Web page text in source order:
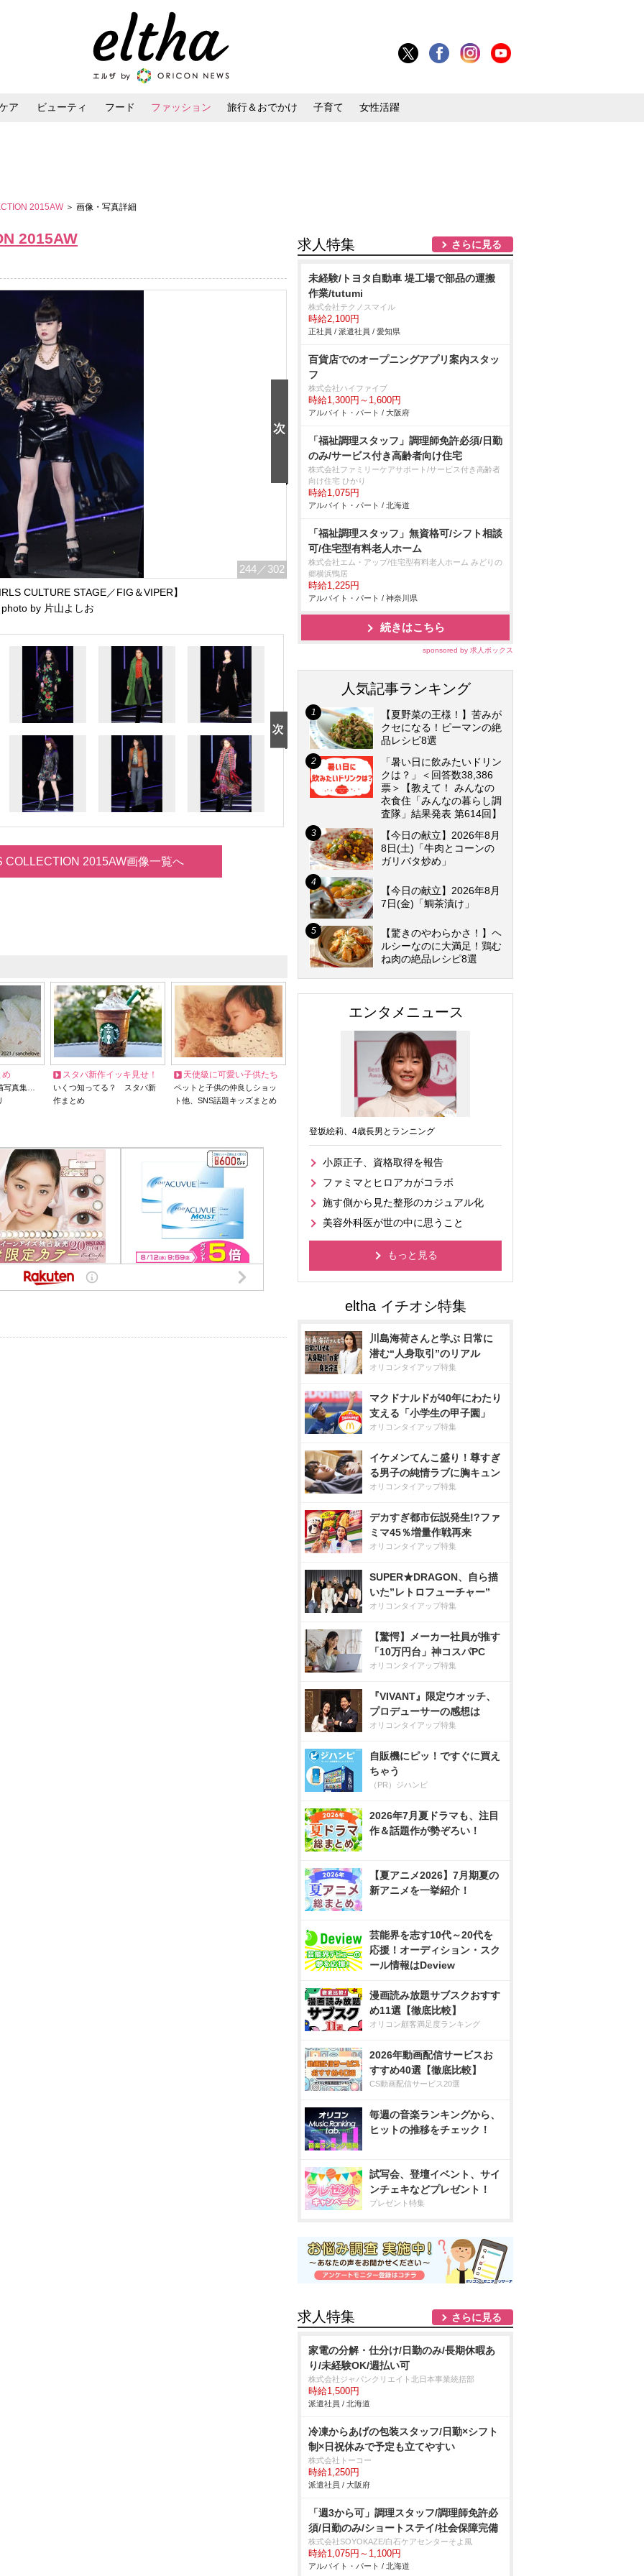
ア ビューティ フード ファッション 旅行＆おでかけ 子育て 女性活躍
2015AW ＞ 画像・写真詳細
2015AW
244 ／302
CULTURE STAGE／FIG＆VIPER】
photo by 片山よしお
COLLECTION 2015AW画像一覧へ
め
写真集…
スタバ新作イッキ見せ！
いくつ知ってる？ スタバ新
作まとめ
天使級に可愛い子供たち
ペットと子供の仲良しショッ
ト他、SNS話題キッズまとめ
求人特集 さらに見る
未経験/トヨタ自動車 堤工場で部品の運搬
作業/tutumi
株式会社テクノスマイル
時給2,100円
正社員 / 派遣社員 / 愛知県
百貨店でのオープニングアプリ案内スタッ
フ
株式会社ハイファイブ
時給1,300円～1,600円
アルバイト・パート / 大阪府
「福祉調理スタッフ」調理師免許必須/日勤
のみ/サービス付き高齢者向け住宅
株式会社ファミリーケアサポート/サービス付き高齢者
向け住宅 ひかり
時給1,075円
アルバイト・パート / 北海道
「福祉調理スタッフ」無資格可/シフト相談
可/住宅型有料老人ホーム
株式会社エム・アップ/住宅型有料老人ホーム みどりの
郷横浜鴨居
時給1,225円
アルバイト・パート / 神奈川県
続きはこちら
sponsored by 求人ボックス
人気記事ランキング
【夏野菜の王様！】苦みが
クセになる！ピーマンの絶
品レシピ8選
「暑い日に飲みたいドリン
クは？」＜回答数38,386
票＞【教えて！ みんなの
衣食住「みんなの暮らし調
査隊」結果発表 第614回】
【今日の献立】2026年8月
8日(土)「牛肉とコーンの
ガリバタ炒め」
【今日の献立】2026年8月
7日(金)「鯛茶漬け」
【驚きのやわらかさ！】ヘ
ルシーなのに大満足！鶏む
ね肉の絶品レシピ8選
エンタメニュース
登坂絵莉、4歳長男とランニング
小原正子、資格取得を報告
ファミマとヒロアカがコラボ
施す側から見た整形のカジュアル化
美容外科医が世の中に思うこと
もっと見る
川島海荷さんと学ぶ 日常に
潜む“人身取引”のリアル
オリコンタイアップ特集
マクドナルドが40年にわたり
支える「小学生の甲子園」
オリコンタイアップ特集
イケメンてんこ盛り！尊すぎ
る男子の純情ラブに胸キュン
オリコンタイアップ特集
デカすぎ都市伝説発生!?ファ
ミマ45％増量作戦再来
オリコンタイアップ特集
SUPER★DRAGON、自ら描
いた”レトロフューチャー”
オリコンタイアップ特集
【驚愕】メーカー社員が推す
「10万円台」神コスパPC
オリコンタイアップ特集
『VIVANT』限定ウオッチ、
プロデューサーの感想は
オリコンタイアップ特集
自販機にピッ！ですぐに買え
ちゃう
（PR）ジハンピ
2026年7月夏ドラマも、注目
作＆話題作が勢ぞろい！
【夏アニメ2026】7月期夏の
新アニメを一挙紹介！
芸能界を志す10代～20代を
応援！オーディション・スク
ール情報はDeview
漫画読み放題サブスクおすす
め11選【徹底比較】
オリコン顧客満足度ランキング
2026年動画配信サービスお
すすめ40選【徹底比較】
CS動画配信サービス20選
毎週の音楽ランキングから、
ヒットの推移をチェック！
試写会、登壇イベント、サイ
ンチェキなどプレゼント！
プレゼント特集
求人特集 さらに見る
家電の分解・仕分け/日勤のみ/長期休暇あ
り/未経験OK/週払い可
株式会社ジャパンクリエイト北日本事業統括部
時給1,500円
派遣社員 / 北海道
冷凍からあげの包装スタッフ/日勤×シフト
制×日祝休みで予定も立てやすい
株式会社トーコー
時給1,250円
派遣社員 / 大阪府
「週3から可」調理スタッフ/調理師免許必
須/日勤のみ/ショートステイ/社会保障完備
株式会社SOYOKAZE/白石ケアセンターそよ風
時給1,075円～1,100円
アルバイト・パート / 北海道